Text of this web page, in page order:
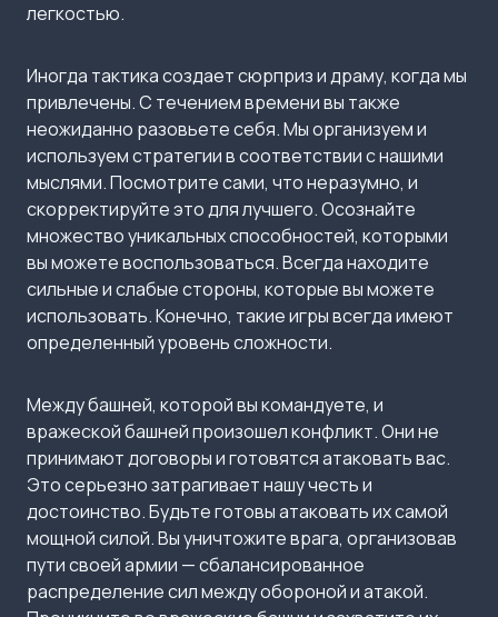
легкостью.
Иногда тактика создает сюрприз и драму, когда мы
привлечены. С течением времени вы также
неожиданно разовьете себя. Мы организуем и
используем стратегии в соответствии с нашими
мыслями. Посмотрите сами, что неразумно, и
скорректируйте это для лучшего. Осознайте
множество уникальных способностей, которыми
вы можете воспользоваться. Всегда находите
сильные и слабые стороны, которые вы можете
использовать. Конечно, такие игры всегда имеют
определенный уровень сложности.
Между башней, которой вы командуете, и
вражеской башней произошел конфликт. Они не
принимают договоры и готовятся атаковать вас.
Это серьезно затрагивает нашу честь и
достоинство. Будьте готовы атаковать их самой
мощной силой. Вы уничтожите врага, организовав
пути своей армии — сбалансированное
распределение сил между обороной и атакой.